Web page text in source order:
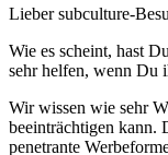
Lieber subculture-
Wie es scheint, hast
sehr helfen, wenn Du
Wir wissen wie sehr
beeinträchtigen kann.
penetrante